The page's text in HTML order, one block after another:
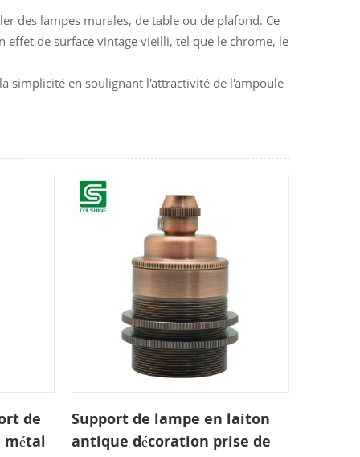
des lampes murales, de table ou de plafond. Ce
de surface vintage vieilli, tel que le chrome, le
simplicité en soulignant l'attractivité de l'ampoule
de
métal
Support de lampe en laiton
antique décoration prise de